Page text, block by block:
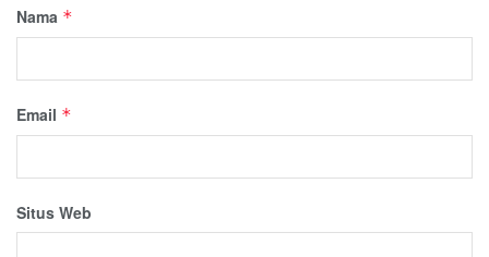
Nama *
Email *
Situs Web